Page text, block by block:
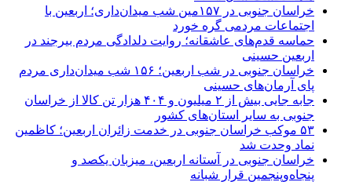
خراسان جنوبی در ۱۵۷مین شب میدان‌داری؛ اربعین با
اجتماعات مردمی گره خورد
حماسه قدم‌های عاشقانه؛ روایت دلدادگی مردم بیرجند در
اربعین حسینی
خراسان جنوبی در شب اربعین؛ ۱۵۶ شب میدان‌داری مردم
پای آرمان‌های حسینی
جابه جایی بیش از ۲ میلیون و ۴۰۴ هزار تن کالا از خراسان
جنوبی به سایر استان‌های کشور
۵۳ موکب خراسان جنوبی در خدمت زائران اربعین؛ کاظمین
نماد وحدت شد
خراسان جنوبی در آستانه اربعین، میزبان یکصد و
پنجاه‌وپنجمین قرار شبانه